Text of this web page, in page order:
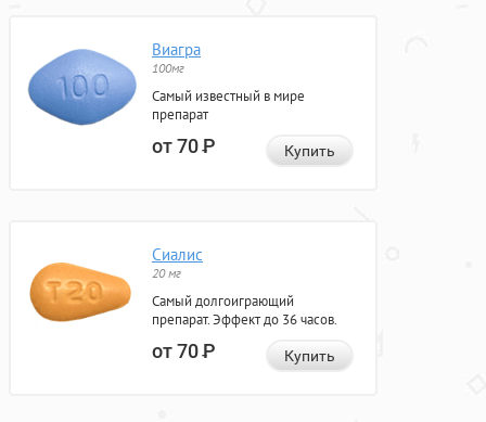
Виагра
100мг
Самый известный в мире
препарат
от 70Р Купить
Сиалис
20 мг
Самый долгоиграющий
препарат. Эффект до 36 часов.
от 70Р Купить